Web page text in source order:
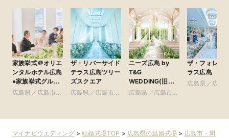
家族挙式＠オリエ
ンタルホテル広島
●家族挙式グルー
プ
広島県／広島市・
ザ・リバーサイド
テラス広島ツリー
ズスクエア
広島県／広島市・
ニーズ広島 by
T&G
WEDDING(旧
アーククラブ迎賓
広島県／広島市・
ザ・フォレス
ラス広島
広島県／広島
マイナビウエディング>結婚式場TOP > 広島県の結婚式場 > 広島市・周